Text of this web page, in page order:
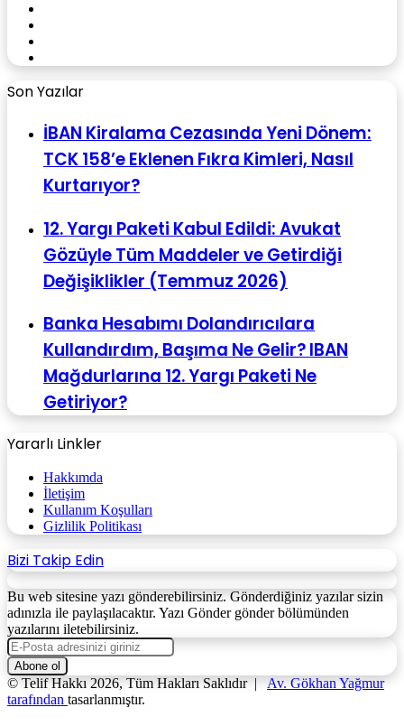
Son Yazılar
İBAN Kiralama Cezasında Yeni Dönem:
TCK 158’e Eklenen Fıkra Kimleri, Nasıl
Kurtarıyor?
12. Yargı Paketi Kabul Edildi: Avukat
Gözüyle Tüm Maddeler ve Getirdiği
Değişiklikler (Temmuz 2026)
Banka Hesabımı Dolandırıcılara
Kullandırdım, Başıma Ne Gelir? IBAN
Mağdurlarına 12. Yargı Paketi Ne
Getiriyor?
Yararlı Linkler
Hakkımda
İletişim
Kullanım Koşulları
Gizlilik Politikası
Bizi Takip Edin
Bu web sitesine yazı gönderebilirsiniz. Gönderdiğiniz yazılar sizin
adınızla ile paylaşılacaktır. Yazı Gönder gönder bölümünden
yazılarını iletebilirsiniz.
E-
Posta
adresinizi
giriniz
© Telif Hakkı 2026, Tüm Hakları Saklıdır |Av. Gökhan Yağmur
tarafından tasarlanmıştır.